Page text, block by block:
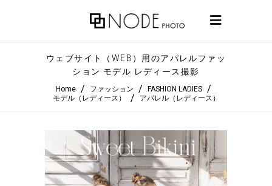
ウェブサイト（WEB）用のアパレルファッ
ション モデル レディース撮影
Home / ファッション / FASHION LADIES /
モデル（レディース） / アパレル（レディース）